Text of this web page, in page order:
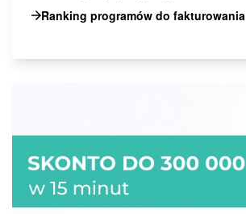
Ranking programów do fakturowania